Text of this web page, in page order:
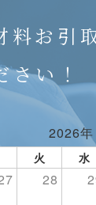
料お引
い！
2026年
火 水
28